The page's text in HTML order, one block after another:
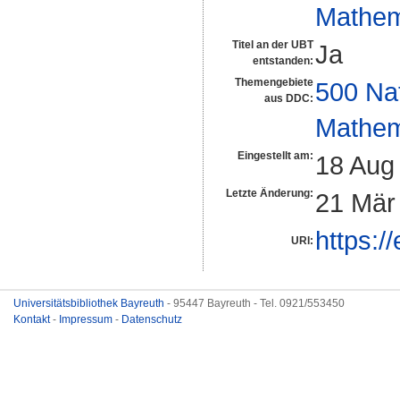
Titel an der UBT
entstanden: Ja
Themengebiete
aus DDC: 500
Eingestellt am: 18
Letzte Änderung: 21
URI:
Universitätsbibliothek Bayreuth - 95447 Bayreuth - Tel. 0921/553450
Kontakt- Impressum - Datenschutz